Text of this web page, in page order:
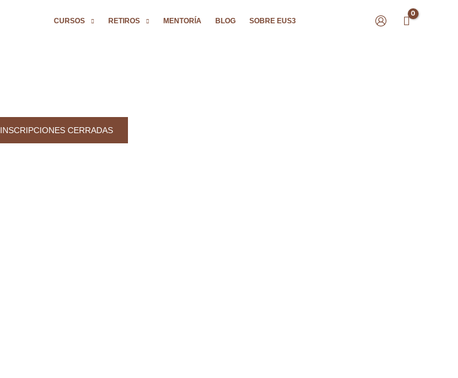
CURSOS RETIROS MENTORÍA BLOG SOBRE EUS3
INSCRIPCIONES CERRADAS